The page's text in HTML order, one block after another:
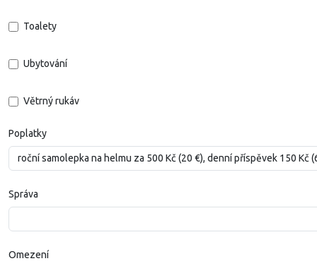
Toalety
Ubytování
Větrný rukáv
Poplatky
Správa
Omezení